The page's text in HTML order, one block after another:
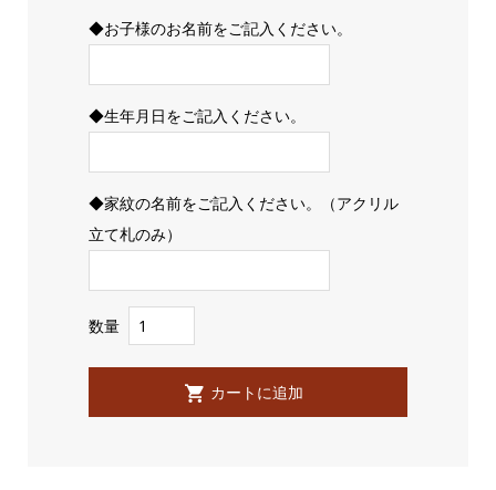
◆お子様のお名前をご記入ください。
◆生年月日をご記入ください。
◆家紋の名前をご記入ください。（アクリル
立て札のみ）
数量